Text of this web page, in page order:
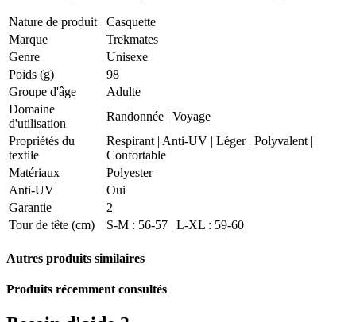
Nature de produit
Casquette
Marque
Trekmates
Genre
Unisexe
Poids (g)
98
Groupe d'âge
Adulte
Domaine
d'utilisation
Randonnée | Voyage
Propriétés du
textile
Respirant | Anti-UV | Léger| Polyvalent |
Confortable
Matériaux
Polyester
Anti-UV
Oui
Garantie
2
Tour de tête (cm)
S-M : 56-57 | L-XL : 59-60
Autres produits similaires
Produits récemment consultés